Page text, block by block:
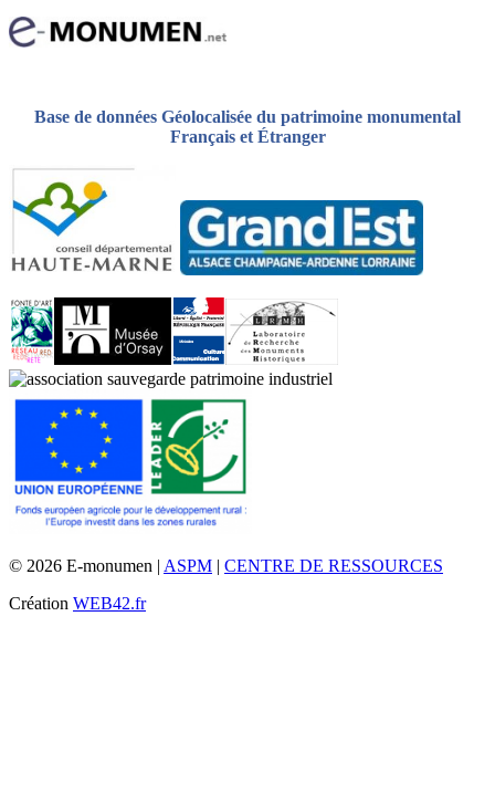
Base de données Géolocalisée du patrimoine monumental
Français et Étranger
© 2026 E-monumen | ASPM | CENTRE DE RESSOURCES
Création WEB42.fr